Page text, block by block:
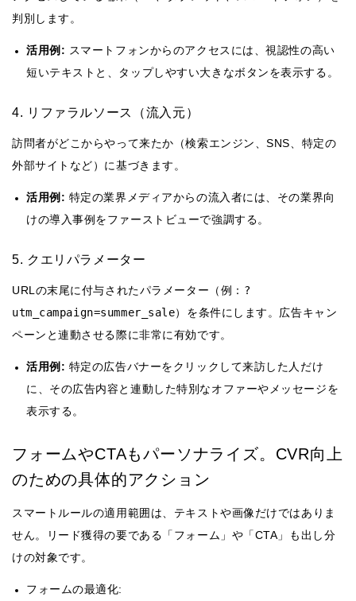
判別します。
活用例: スマートフォンからのアクセスには、視認性の高い
短いテキストと、タップしやすい大きなボタンを表示する。
4. リファラルソース（流入元）
訪問者がどこからやって来たか（検索エンジン、SNS、特定の
外部サイトなど）に基づきます。
活用例: 特定の業界メディアからの流入者には、その業界向
けの導入事例をファーストビューで強調する。
5. クエリパラメーター
URLの末尾に付与されたパラメーター（例： ?
utm_campaign=summer_sale）を条件にします。広告キャン
ペーンと連動させる際に非常に有効です。
活用例: 特定の広告バナーをクリックして来訪した人だけ
に、その広告内容と連動した特別なオファーやメッセージを
表示する。
フォームやCTAもパーソナライズ。CVR向上
のための具体的アクション
スマートルールの適用範囲は、テキストや画像だけではありま
せん。リード獲得の要である「フォーム」や「CTA」も出し分
けの対象です。
フォームの最適化: